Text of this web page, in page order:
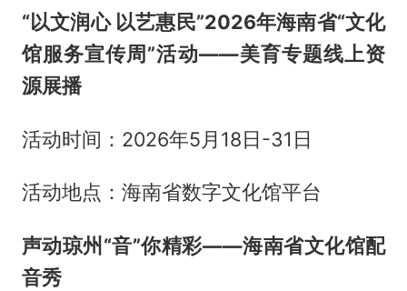
“以文润心 以艺惠民”2026年海南省“文化
馆服务宣传周”活动——美育专题线上资
源展播
活动时间：2026年5月18日-31日
活动地点：海南省数字文化馆平台
声动琼州“音”你精彩——海南省文化馆配
音秀